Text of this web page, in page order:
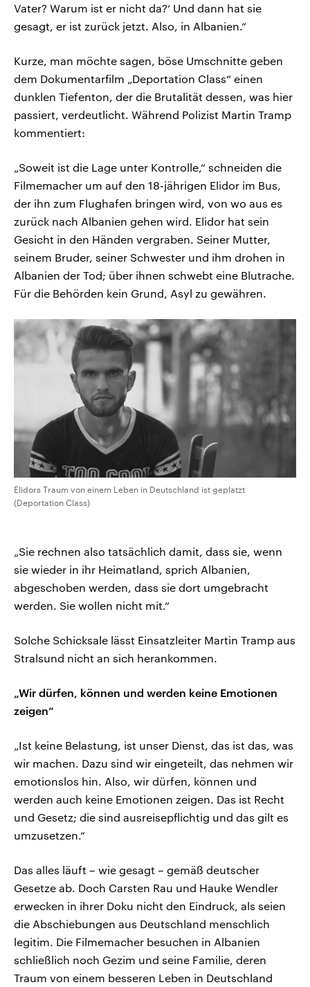
Vater? Warum ist er nicht da?‘ Und dann hat sie
gesagt, er ist zurück jetzt. Also, in Albanien.“
Kurze, man möchte sagen, böse Umschnitte geben
dem Dokumentarfilm „Deportation Class“ einen
dunklen Tiefenton, der die Brutalität dessen, was hier
passiert, verdeutlicht. Während Polizist Martin Tramp
kommentiert:
„Soweit ist die Lage unter Kontrolle,“ schneiden die
Filmemacher um auf den 18-jährigen Elidor im Bus,
der ihn zum Flughafen bringen wird, von wo aus es
zurück nach Albanien gehen wird. Elidor hat sein
Gesicht in den Händen vergraben. Seiner Mutter,
seinem Bruder, seiner Schwester und ihm drohen in
Albanien der Tod; über ihnen schwebt eine Blutrache.
Für die Behörden kein Grund, Asyl zu gewähren.
Elidors Traum von einem Leben in Deutschland ist geplatzt
(Deportation Class)
„Sie rechnen also tatsächlich damit, dass sie, wenn
sie wieder in ihr Heimatland, sprich Albanien,
abgeschoben werden, dass sie dort umgebracht
werden. Sie wollen nicht mit.“
Solche Schicksale lässt Einsatzleiter Martin Tramp aus
Stralsund nicht an sich herankommen.
„Wir dürfen, können und werden keine Emotionen
zeigen“
„Ist keine Belastung, ist unser Dienst, das ist das, was
wir machen. Dazu sind wir eingeteilt, das nehmen wir
emotionslos hin. Also, wir dürfen, können und
werden auch keine Emotionen zeigen. Das ist Recht
und Gesetz; die sind ausreisepflichtig und das gilt es
umzusetzen.“
Das alles läuft – wie gesagt – gemäß deutscher
Gesetze ab. Doch Carsten Rau und Hauke Wendler
erwecken in ihrer Doku nicht den Eindruck, als seien
die Abschiebungen aus Deutschland menschlich
legitim. Die Filmemacher besuchen in Albanien
schließlich noch Gezim und seine Familie, deren
Traum von einem besseren Leben in Deutschland